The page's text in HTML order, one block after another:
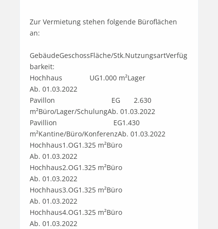
Zur Vermietung stehen folgende Büroflächen
an:
GebäudeGeschossFläche/Stk.NutzungsartVerfüg
barkeit:
Hochhaus              UG1.000 m²Lager
Ab. 01.03.2022
Pavillon                             EG       2.630
m²Büro/Lager/SchulungAb. 01.03.2022
Pavillion                             EG1.430
m²Kantine/Büro/KonferenzAb. 01.03.2022
Hochhaus1.OG1.325 m²Büro
Ab. 01.03.2022
Hochhaus2.OG1.325 m²Büro
Ab. 01.03.2022
Hochhaus3.OG1.325 m²Büro
Ab. 01.03.2022
Hochhaus4.OG1.325 m²Büro
Ab. 01.03.2022